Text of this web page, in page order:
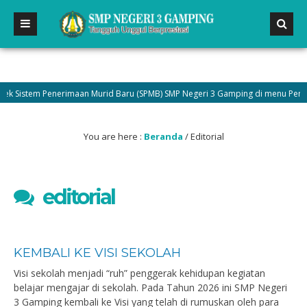
Penerimaan Murid Baru (SPMB) SMP Negeri 3 Gamping di menu
You are here : Beranda /Editorial
editorial
KEMBALI KE VISI SEKOLAH
Visi sekolah menjadi “ruh” penggerak kehidupan kegiatan
belajar mengajar di sekolah. Pada Tahun 2026 ini SMP Negeri
3 Gamping kembali ke Visi yang telah di rumuskan oleh para